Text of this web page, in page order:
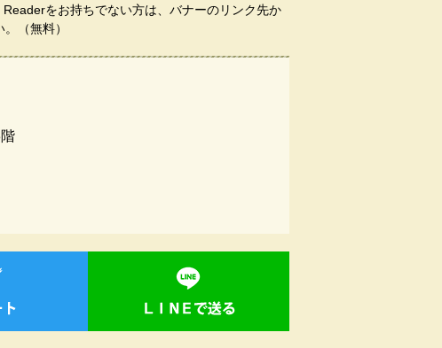
Readerをお持ちでない方は、バナーのリンク先か
（無料）